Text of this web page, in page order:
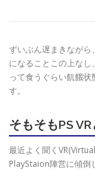
ずいぶん遅まきながら
になることこの上な
って食うぐらい飢餓
す。
そもそもPS
最近よく聞く
PlayStaion陣営に傾倒